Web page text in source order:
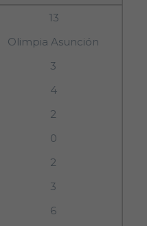
13
Olimpia Asunción
3
4
2
0
2
3
6